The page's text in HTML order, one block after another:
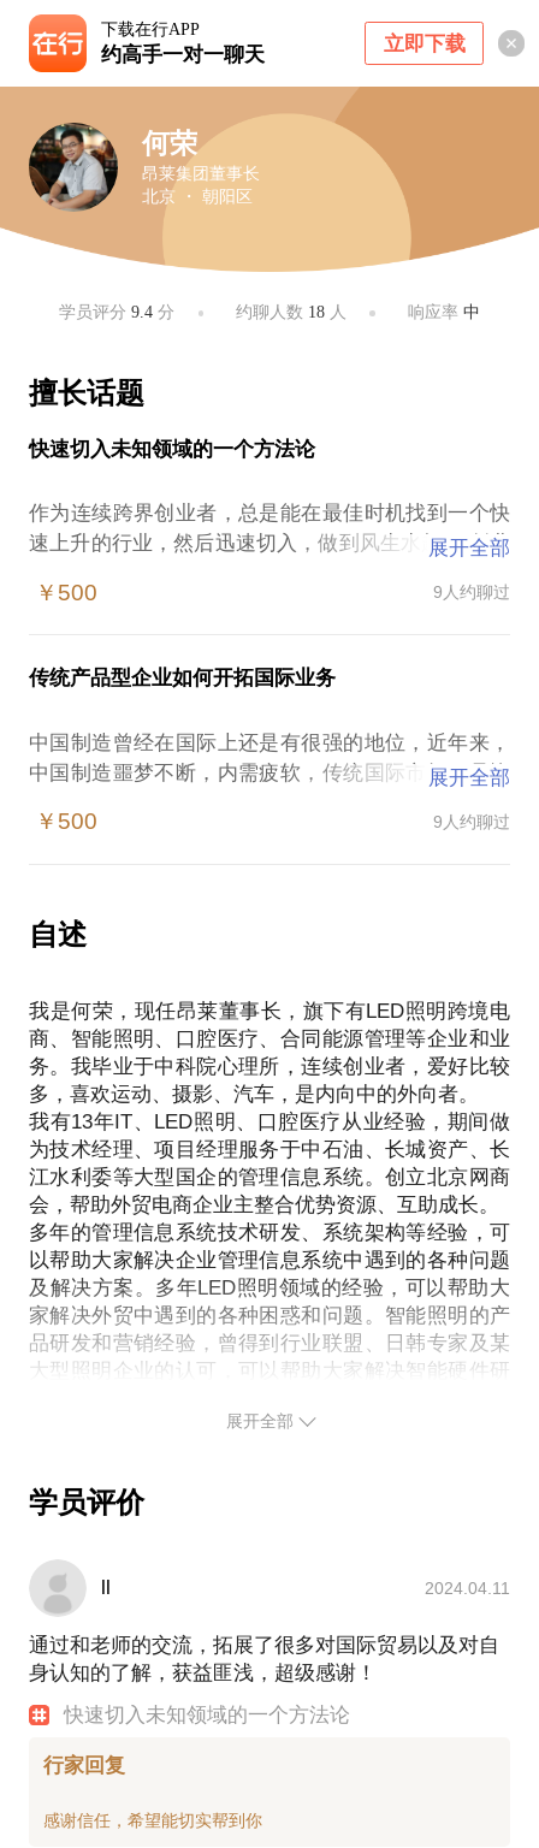
下载在行APP
约高手一对一聊天 立即下载
何荣
昂莱集团董事长
北京 ・ 朝阳区
学员评分9.4 分 约聊人数 18人 响应率 中
擅长话题
快速切入未知领域的一个方法论
作为连续跨界创业者，总是能在最佳时机找到一个快
速上升的行业，然后迅速切入，做到风生水起。 创业
新的事情。如何去选择赛道，去聚集自身的优势，是
快速切入和成长起来呢？
我在多年的工作、创业过程中，总结了自己的一套方
这套方法感兴趣，那么我可以在约见中与你具体分析
分析：
当你想要进入一个新的行业时，怎样分析自我，才能
怎样分析自己的能力与想在这个领域扮演角色的匹配
怎样在新的行业做一个尝试，对这个行业有更深层次
的理解；
如何开始把自己原有的经验应用到这个新的领域；
如何做到快速提升，并在这个行业爆发。
刚进入一个未知领域的时候，可能会不了解遇到的行
业，将过去的经验简单直接复制到新的行业，抓不到
行业的本质或者核心，然后不断的掉到坑里。
PS：与我见面前，请明确你的问题，毕竟有限的时间
展开全部
￥500 9人约聊过
传统产品型企业如何开拓国际业务
中国制造曾经在国际上还是有很强的地位，近年来，
中国制造噩梦不断，内需疲软，传统国际市场更是惨
在这样的情况下，传统产品型企业主、想开拓国外B
下手。
有些企业主听说开通一个阿里国际站账号，就可以产
开拓国际市场准备不足，人员准备不到位，资金预算
过低。
环节多、复杂，甚至还面对国外客户的欺诈，让企业
主不敢轻易去开展国际业务。
我在自2009年开始进入外贸行业，基于电商平台做国
际B2B业务；2011年被评为全球百强网商；2011年组
织北京地区在开展国际B2B业务的中小企业主，成立
了北京网商会，成为创始会长；作为阿里巴巴特邀嘉
宾，在全国外贸圈分享外贸经验；合作客户来自20多
个国家。
我愿意与你分享的内容包括：
你是否真正需要开拓国际业务。
开拓国际业务需要哪些准备，包括人员、资金、平台
国际贸易中遇到的很多坑，提前告诉您坑在哪，以后
外贸业务员的选择和管理。
竟一小时的谈话只能解决一个小问题。请把你的问题
提前发给我，方便我做更精确的准备，提升见面效
展开全部
￥500 9人约聊过
自述
我是何荣，现任昂莱董事长，旗下有LED照明跨境电
商、智能照明、口腔医疗、合同能源管理等企业和业
务。我毕业于中科院心理所，连续创业者，爱好比较
多，喜欢运动、摄影、汽车，是内向中的外向者。
我有13年IT、LED照明、口腔医疗从业经验，期间做
为技术经理、项目经理服务于中石油、长城资产、长
江水利委等大型国企的管理信息系统。创立北京网商
会，帮助外贸电商企业主整合优势资源、互助成长。
多年的管理信息系统技术研发、系统架构等经验，可
以帮助大家解决企业管理信息系统中遇到的各种问题
及解决方案。多年LED照明领域的经验，可以帮助大
家解决外贸中遇到的各种困惑和问题。智能照明的产
品研发和营销经验，曾得到行业联盟、日韩专家及某
大型照明企业的认可，可以帮助大家解决智能硬件研
创业就是一种修行，创业心态比是否成功更重要。抱
展开全部
学员评价
2024.04.11
通过和老师的交流，拓展了很多对国际贸易以及对自
身认知的了解，获益匪浅，超级感谢！
快速切入未知领域的一个方法论
行家回复